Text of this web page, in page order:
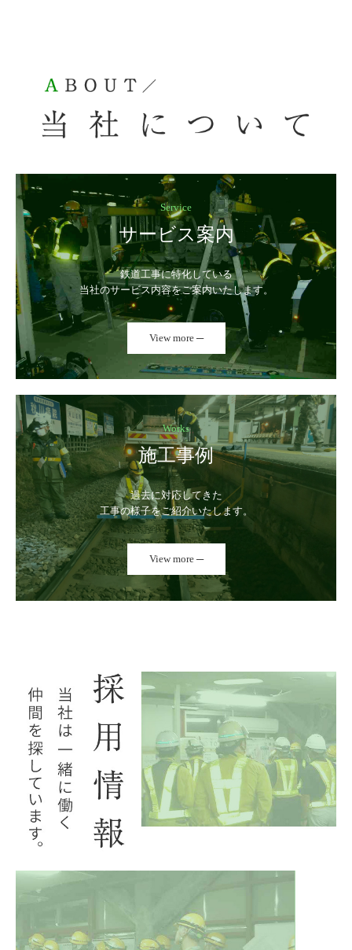
Service
サービス案内
鉄道工事に特化している
当社のサービス内容をご案内いたします。
View more ─
Works
施工事例
過去に対応してきた
工事の様子をご紹介いたします。
View more ─